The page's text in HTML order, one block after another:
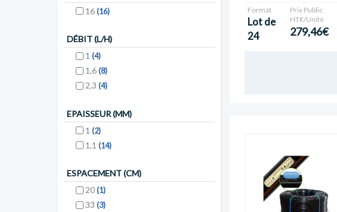
16 (16)
DÉBIT (L/H)
1 (4)
1,6 (8)
2,3 (4)
EPAISSEUR (MM)
1 (2)
1,1 (14)
ESPACEMENT (CM)
20 (1)
33 (3)
Format
Lot de
24
Prix Public
HT€/Unité
279,46€